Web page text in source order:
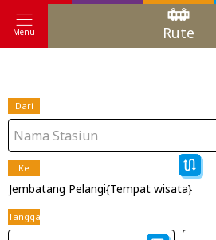
Menu Rute
Dari
Ke
Jembatang Pelangi{Tempat wisata}
Tanggal